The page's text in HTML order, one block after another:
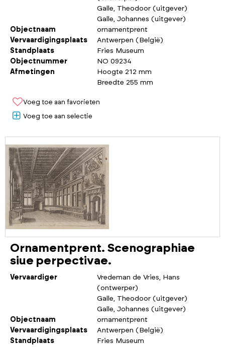
Galle, Theodoor (uitgever)
Galle, Johannes (uitgever)
Objectnaam
ornamentprent
Vervaardigingsplaats
Antwerpen (België)
Standplaats
Fries Museum
Objectnummer
NO 09234
Afmetingen
Hoogte 212 mm
Breedte 255 mm
Voeg toe aan favorieten
Voeg toe aan selectie
Ornamentprent. Scenographiae
siue perpectivae.
Vervaardiger
Vredeman de Vries, Hans
(ontwerper)
Galle, Theodoor (uitgever)
Galle, Johannes (uitgever)
Objectnaam
ornamentprent
Vervaardigingsplaats
Antwerpen (België)
Standplaats
Fries Museum